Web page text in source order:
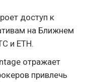
доступ к
на Ближнем
и ETH.
отражает
привлечь